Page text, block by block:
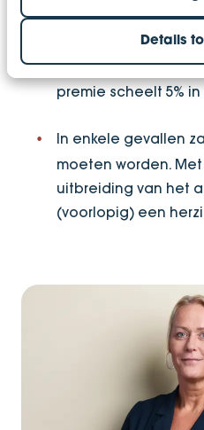
Details
en werknemer is
aantal uren, mag je
toepassen.
premie scheelt 5%
In enkele gevallen
moeten worden.
uitbreiding van het
(voorlopig) een